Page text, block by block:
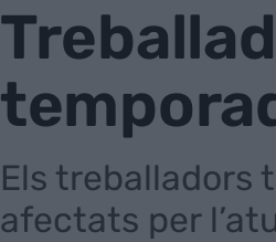
Els treballadors
afectats per